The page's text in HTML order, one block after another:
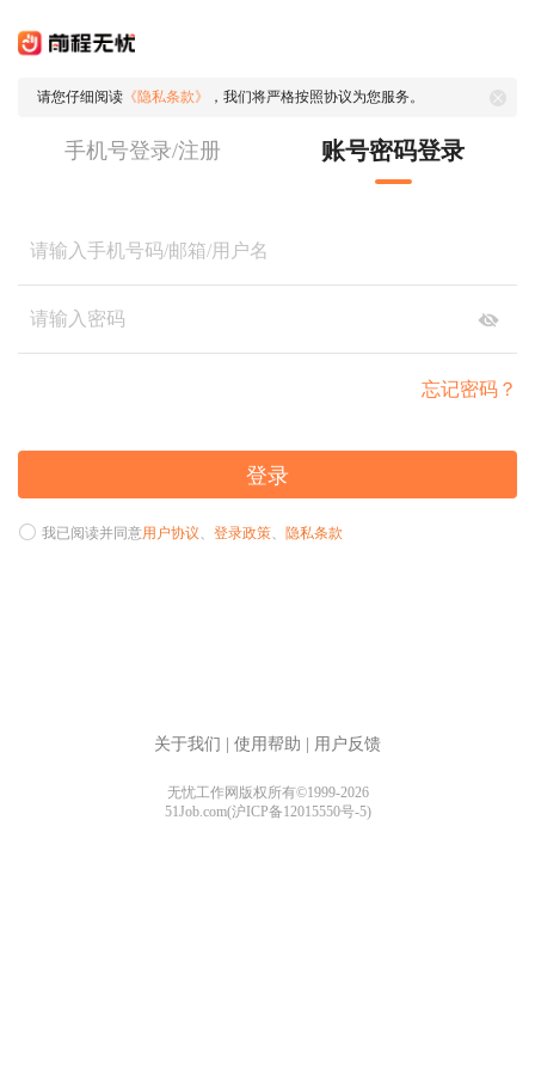
请您仔细阅读 《隐私条款》 ，我们将严格按照协议为您服务。
手机号登录/注册 账号密码登录
忘记密码？
登录
我已阅读并同意用户协议、 登录政策、 隐私条款
关于我们 使用帮助 用户反馈
无忧工作网版权所有©1999-2026
51Job.com(沪ICP备12015550号-5)